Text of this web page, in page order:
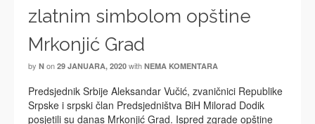
zlatnim simbolom opštine
Mrkonjić Grad
by N on 29 JANUARA, 2020 with NEMA KOMENTARA
Predsjednik Srbije Aleksandar Vučić, zvaničnici Republike
Srpske i srpski član Predsjedništva BiH Milorad Dodik
posjetili su danas Mrkonjić Grad. Ispred zgrade opštine